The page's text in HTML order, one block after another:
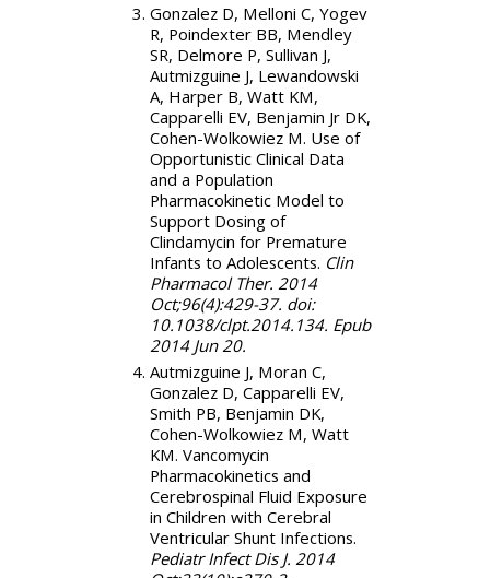
Gonzalez D, Melloni C, Yogev
R, Poindexter BB, Mendley
SR, Delmore P, Sullivan J,
Autmizguine J, Lewandowski
A, Harper B, Watt KM,
Capparelli EV, Benjamin Jr DK,
Cohen-Wolkowiez M. Use of
Opportunistic Clinical Data
and a Population
Pharmacokinetic Model to
Support Dosing of
Clindamycin for Premature
Infants to Adolescents. Clin
Pharmacol Ther. 2014
Oct;96(4):429-37. doi:
10.1038/clpt.2014.134. Epub
2014 Jun 20.
Autmizguine J, Moran C,
Gonzalez D, Capparelli EV,
Smith PB, Benjamin DK,
Cohen-Wolkowiez M, Watt
KM. Vancomycin
Pharmacokinetics and
Cerebrospinal Fluid Exposure
in Children with Cerebral
Ventricular Shunt Infections.
Pediatr Infect Dis J. 2014